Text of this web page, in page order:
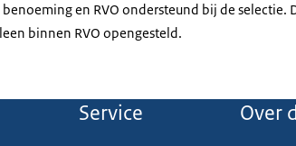
en RVO ondersteund bij de selectie.
binnen RVO opengesteld.
Service Over